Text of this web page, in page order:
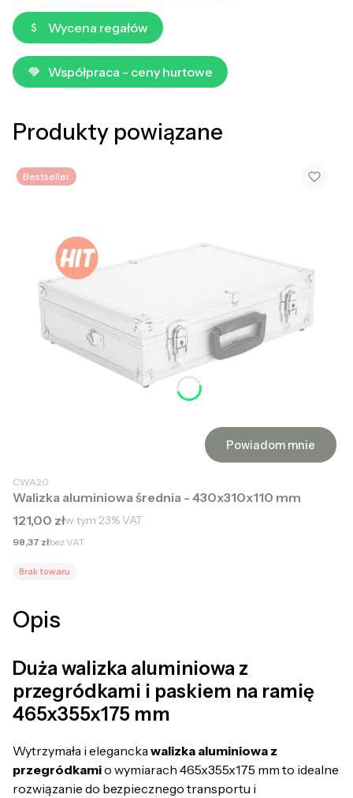
Wycena regałów
Współpraca - ceny hurtowe
Produkty powiązane
Bestseller
Powiadom mnie
CWA20
Walizka aluminiowa średnia - 430x310x110 mm
Cena brutto
121,00 złw tym 23%VAT
Cena netto
98,37 złbez VAT
Brak towaru
Opis
Duża walizka aluminiowa z
przegródkami i paskiem na ramię
465x355x175 mm
Wytrzymała i eleganckawalizka aluminiowa z
przegródkamio wymiarach 465x355x175 mm to idealne
rozwiązanie do bezpiecznego transportu i